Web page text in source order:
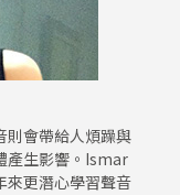
則會帶給人煩躁與
產生影響。Ismar
來更潛心學習聲音